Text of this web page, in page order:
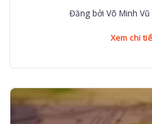
Đăng bởi Võ Minh
Xem chi